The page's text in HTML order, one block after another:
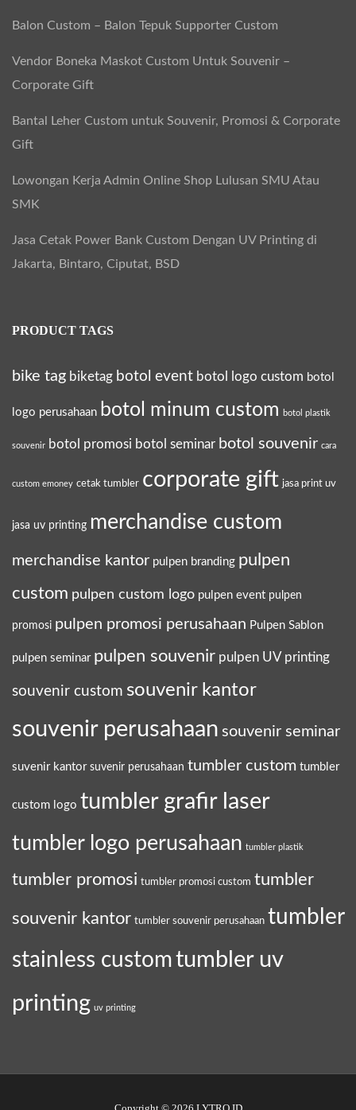
Balon Custom – Balon Tepuk Supporter Custom
Vendor Boneka Maskot Custom Untuk Souvenir –
Corporate Gift
Bantal Leher Custom untuk Souvenir, Promosi & Corporate
Gift
Lowongan Kerja Admin Online Shop Lulusan SMU Atau
SMK
Jasa Cetak Power Bank Custom Dengan UV Printing di
Jakarta, Bintaro, Ciputat, BSD
PRODUCT TAGS
bike tag biketag botol event botol logo custom botol
logo perusahaan botol minum custom botol plastik
souvenir botol promosi botol seminar botol souvenir cara
custom emoney cetak tumbler corporate gift jasa print uv
jasa uv printing merchandise custom
merchandise kantor pulpen branding pulpen
custom pulpen custom logo pulpen event pulpen
promosi pulpen promosi perusahaan Pulpen Sablon
pulpen seminar pulpen souvenir pulpen UV printing
souvenir custom souvenir kantor
souvenir perusahaan souvenir seminar
suvenir kantor suvenir perusahaan tumbler custom tumbler
custom logo tumbler grafir laser
tumbler logo perusahaan tumbler plastik
tumbler promosi tumbler promosi custom tumbler
souvenir kantor tumbler souvenir perusahaan tumbler
stainless customtumbler uv
printing uv printing